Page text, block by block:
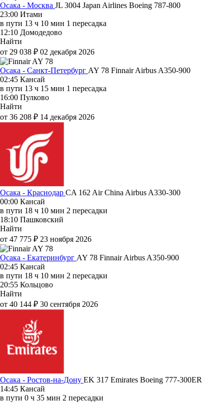
Осака - Москва JL 3004 Japan Airlines Boeing 787-800
23:00 Итами
в пути 13 ч 10 мин 1 пересадка
12:10 Домодедово
Найти
от 29 038 ₽ 02 декабря 2026
Осака - Санкт-Петербург AY 78 FinnairAirbus A350-900
02:45 Кансай
в пути 13 ч 15 мин 1 пересадка
16:00 Пулково
Найти
от 36 208 ₽ 14 декабря 2026
Осака - Краснодар CA 162 Air China Airbus A330-300
00:00 Кансай
в пути 18 ч 10 мин 2 пересадки
18:10 Пашковский
Найти
от 47 775 ₽ 23 ноября 2026
Осака - Екатеринбург AY 78 FinnairAirbus A350-900
02:45 Кансай
в пути 18 ч 10 мин 2 пересадки
20:55 Кольцово
Найти
от 40 144 ₽ 30 сентября 2026
Осака - Ростов-на-Дону EK 317 Emirates Boeing 777-300ER
14:45 Кансай
в пути 0 ч 35 мин 2 пересадки